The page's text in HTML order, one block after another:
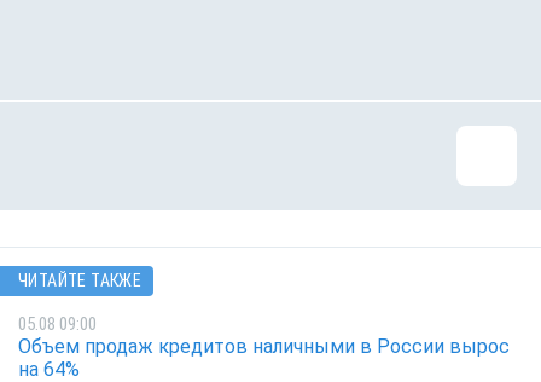
ЧИТАЙТЕ ТАКЖЕ
05.08 09:00
Объем продаж кредитов наличными в России вырос
на 64%